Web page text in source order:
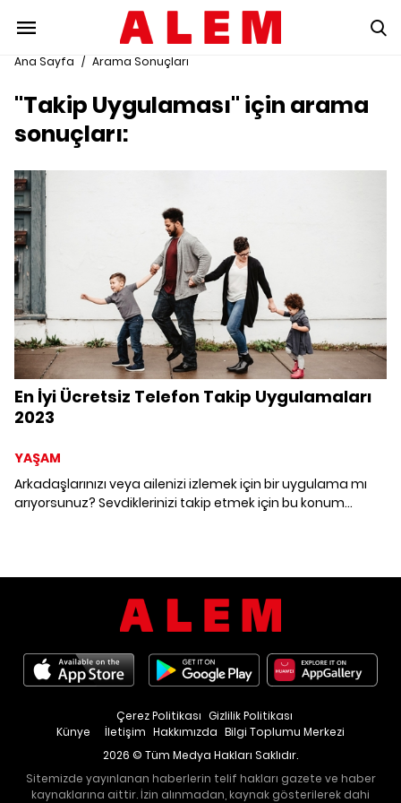
Ana Sayfa / Arama Sonuçları
"Takip Uygulaması" için arama
sonuçları:
En İyi Ücretsiz Telefon Takip Uygulamaları
2023
YAŞAM
Arkadaşlarınızı veya ailenizi izlemek için bir uygulama mı
arıyorsunuz? Sevdiklerinizi takip etmek için bu konum
inceleyelim.
Künye İletişim Hakkımızda Bilgi Toplumu Merkezi
Çerez Politikası Gizlilik Politikası
2026 © Tüm Medya Hakları Saklıdır.
Sitemizde yayınlanan haberlerin telif hakları gazete ve haber
kaynaklarına aittir. İzin alınmadan, kaynak gösterilerek dahi